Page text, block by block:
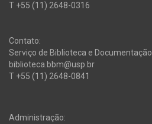
T +55 (11) 2648-0316
Contato:
Serviço de Biblioteca e Documentação
biblioteca.bbm@usp.br
T +55 (11) 2648-0841
Administração: